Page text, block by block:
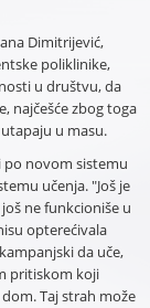
Dimitrijević,
poliklinike,
u društvu, da
najčešće zbog toga
u masu.
po novom sistemu
učenja. "Još je
ne funkcioniše u
opterećivala
da uče,
pritiskom koji
Taj strah može